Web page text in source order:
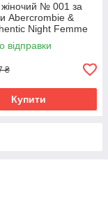
№ 001 за
Abercrombie &
Night Femme
Фітч Футентік
мл
відправки
₴
Купити